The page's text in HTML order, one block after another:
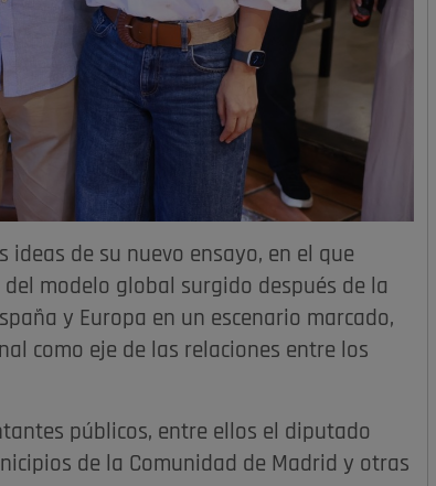
ideas de su nuevo ensayo, en el que
modelo global surgido después de la
y Europa en un escenario marcado,
como eje de las relaciones entre los
públicos, entre ellos el diputado
de la Comunidad de Madrid y otras